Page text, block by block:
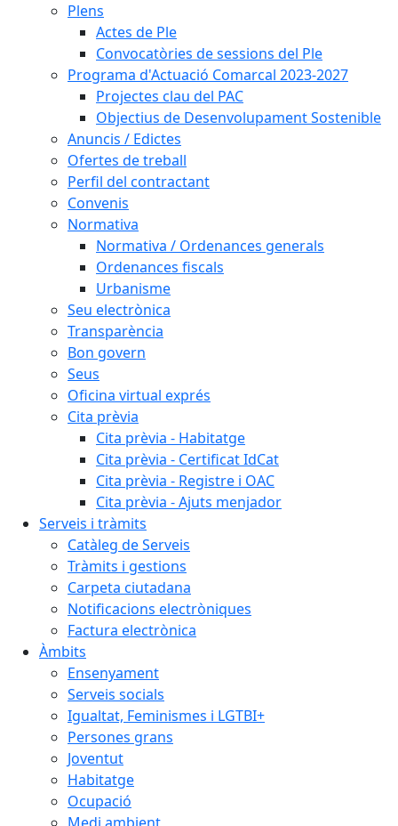
Plens
Actes de Ple
Convocatòries de sessions del Ple
Programa d'Actuació Comarcal 2023-2027
Projectes clau del PAC
Objectius de Desenvolupament Sostenible
Anuncis / Edictes
Ofertes de treball
Perfil del contractant
Convenis
Normativa
Normativa / Ordenances generals
Ordenances fiscals
Urbanisme
Seu electrònica
Transparència
Bon govern
Seus
Oficina virtual exprés
Cita prèvia
Cita prèvia - Habitatge
Cita prèvia - Certificat IdCat
Cita prèvia - Registre i OAC
Cita prèvia - Ajuts menjador
Serveis i tràmits
Catàleg de Serveis
Tràmits i gestions
Carpeta ciutadana
Notificacions electròniques
Factura electrònica
Àmbits
Ensenyament
Serveis socials
Igualtat, Feminismes i LGTBI+
Persones grans
Joventut
Habitatge
Ocupació